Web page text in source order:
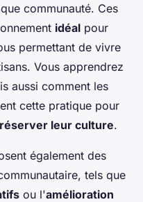
communauté. Ces
idéal pour
permettant de vivre
Vous apprendrez
aussi comment les
cette pratique pour
leur culture.
également des
tels que
ou l'amélioration